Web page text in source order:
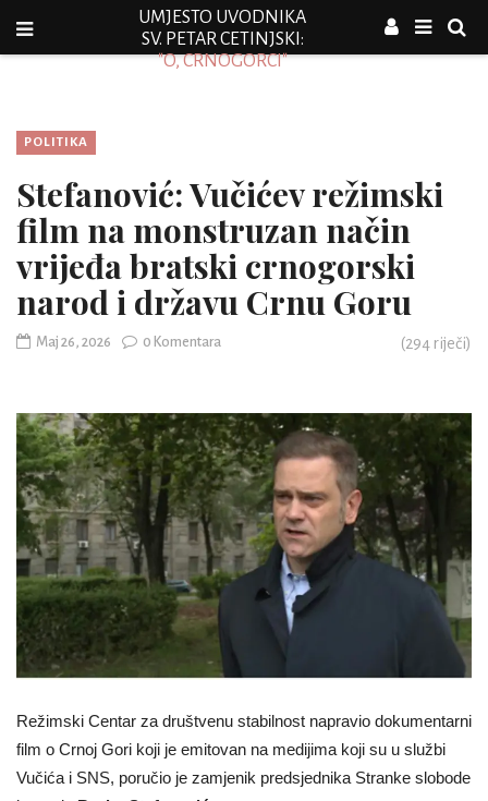
UMJESTO UVODNIKA
SV. PETAR CETINJSKI:
"O, CRNOGORCI"
POLITIKA
Stefanović: Vučićev režimski
film na monstruzan način
vrijeđa bratski crnogorski
narod i državu Crnu Goru
Maj 26, 2026 0 Komentara (294 riječi)
Režimski Centar za društvenu stabilnost napravio dokumentarni
film o Crnoj Gori koji je emitovan na medijima koji su u službi
Vučića i SNS, poručio je zamjenik predsjednika Stranke slobode